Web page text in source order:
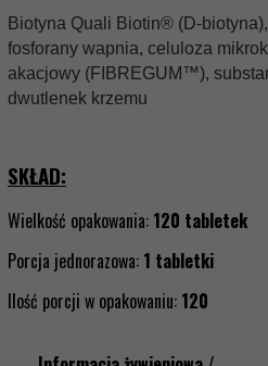
Biotyna Quali Biotin® (D-
fosforany wapnia, celuloza
akacjowy (FIBREGUM™),
dwutlenek krzemu
SKŁAD:
Wielkość opakowania: 120 tabletek
Porcja jednorazowa: 1 tabletki
Ilość porcji w opakowaniu: 120